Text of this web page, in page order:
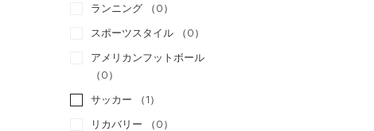
ランニング
（0）
スポーツスタイル
（0）
アメリカンフットボール
（0）
サッカー
（1）
リカバリー
（0）